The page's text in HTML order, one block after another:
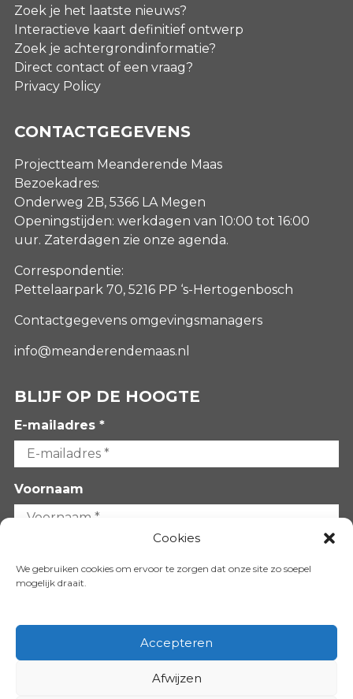
Cookies
We gebruiken cookies om ervoor te zorgen dat onze site zo soepel
mogelijk draait.
Accepteren
Afwijzen
Zoek je het laatste nieuws?
Interactieve kaart definitief ontwerp
Zoek je achtergrondinformatie?
Direct contact of een vraag?
Privacy Policy
CONTACTGEGEVENS
Projectteam Meanderende Maas
Bezoekadres:
Onderweg 2B, 5366 LA Megen
Openingstijden: werkdagen van 10:00 tot 16:00
uur. Zaterdagen zie onze agenda.
Correspondentie:
Pettelaarpark 70, 5216 PP ‘s-Hertogenbosch
Contactgegevens omgevingsmanagers
info@meanderendemaas.nl
BLIJF OP DE HOOGTE
E-mailadres *
Voornaam
VOLG ONS OP: